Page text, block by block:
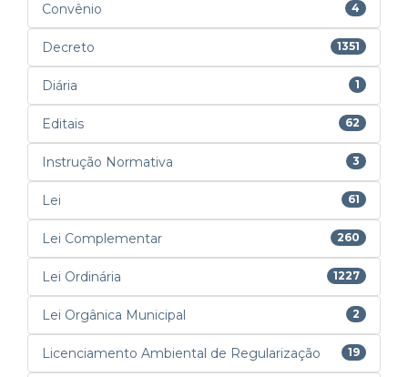
Convênio 4
Decreto 1351
Diária 1
Editais 62
Instrução Normativa 3
Lei 61
Lei Complementar 260
Lei Ordinária 1227
Lei Orgânica Municipal 2
Licenciamento Ambiental de Regularização 19